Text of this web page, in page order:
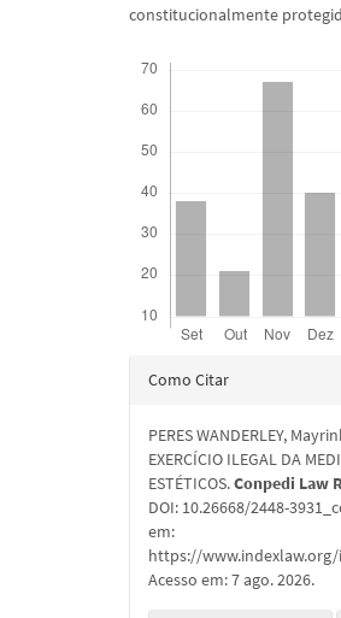
constitucionalmente
Detalhes
artigo
Como Citar
PERES WANDERLEY,
EXERCÍCIO ILEGAL DA
ESTÉTICOS.Conpedi Law
DOI: 10.26668/2448-
em:
https://
Acesso em: 7 ago. 2026.